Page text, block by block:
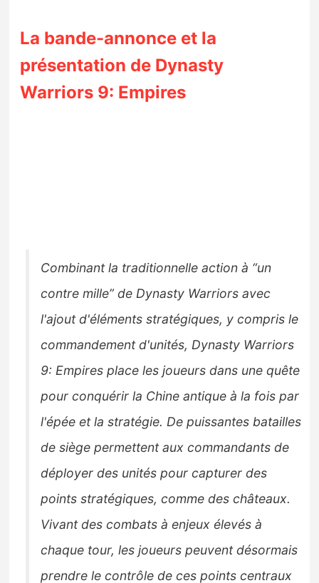
La bande-annonce et la
présentation de Dynasty
Warriors 9: Empires
Combinant la traditionnelle action à “un
contre mille” de Dynasty Warriors avec
l'ajout d'éléments stratégiques, y compris le
commandement d'unités, Dynasty Warriors
9: Empires place les joueurs dans une quête
pour conquérir la Chine antique à la fois par
l'épée et la stratégie. De puissantes batailles
de siège permettent aux commandants de
déployer des unités pour capturer des
points stratégiques, comme des châteaux.
Vivant des combats à enjeux élevés à
chaque tour, les joueurs peuvent désormais
prendre le contrôle de ces points centraux